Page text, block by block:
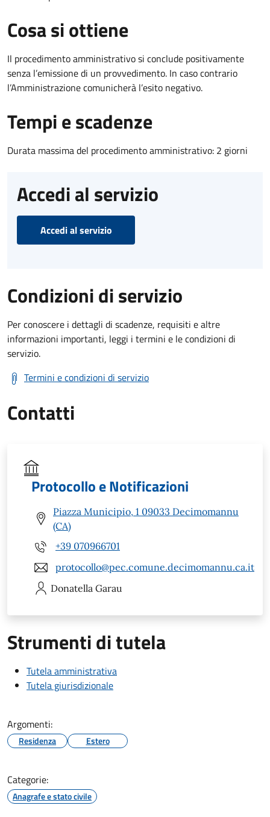
Cosa si ottiene
Il procedimento amministrativo si conclude positivamente
senza l’emissione di un provvedimento. In caso contrario
l’Amministrazione comunicherà l’esito negativo.
Tempi e scadenze
Durata massima del procedimento amministrativo: 2 giorni
Accedi al servizio
Accedi al servizio
Condizioni di servizio
Per conoscere i dettagli di scadenze, requisiti e altre
informazioni importanti, leggi i termini e le condizioni di
servizio.
Termini e condizioni di servizio
Contatti
Protocollo e Notificazioni
Piazza Municipio, 1 09033 Decimomannu
(CA)
+39 070966701
protocollo@pec.comune.decimomannu.ca.it
Donatella Garau
Strumenti di tutela
Tutela amministrativa
Tutela giurisdizionale
Argomenti:
Residenza Estero
Categorie:
Anagrafe e stato civile